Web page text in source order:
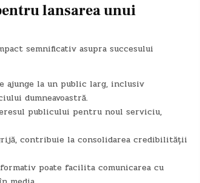
lansarea unui
semnificativ asupra succesului
ajunge la un public larg, inclusiv
dumneavoastră.
publicului pentru noul serviciu,
contribuie la consolidarea credibilității
poate facilita comunicarea cu